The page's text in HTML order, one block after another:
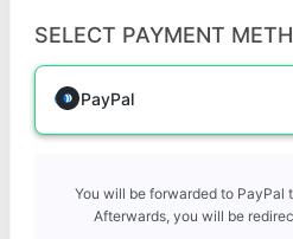
SELECT PAYMENT
PayPal
You will be forwarded to PayPal
Afterwards, you will be